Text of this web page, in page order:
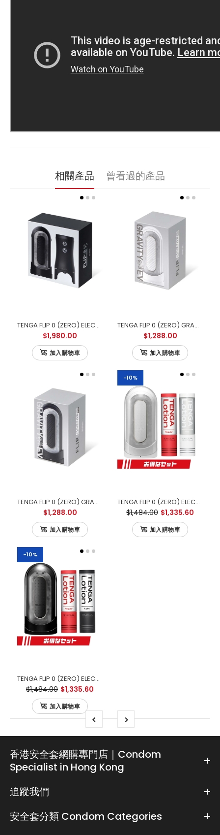
相關產品 曾看過的產品
TENGA FLIP 0 (ZERO) ELECTRONIC VIBROTATION 電動迴旋震動版
$1,980.00
加入購物車
TENGA FLIP 0 (ZERO) GRAVITY ELECTRONIC VIBRATION WHITE 零重力白色電動版
$1,288.00
加入購物車
TENGA FLIP 0 (ZERO) GRAVITY ELECTRONIC VIBRATION BLACK 零重力黑色電動版
$1,288.00
加入購物車
-10%
TENGA FLIP 0 (ZERO) ELECTRONIC VIBRATION 白色電動版 優惠套裝
$1,484.00 $1,335.60
加入購物車
-10%
TENGA FLIP 0 (ZERO) ELECTRONIC VIBRATION BLACK 黑色電動版 優惠套裝
$1,484.00 $1,335.60
加入購物車
香港安全套網購專門店｜Condom
Specialist in Hong Kong
追蹤我們
安全套分類 Condom Categories